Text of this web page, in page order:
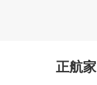
正航